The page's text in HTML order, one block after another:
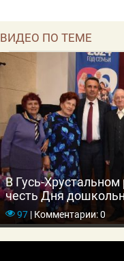
ВИДЕО ПО ТЕМЕ
В Гусь-Хрустальном
честь Дня
97 |Комментарии: 0